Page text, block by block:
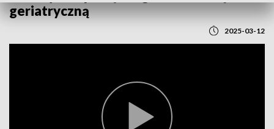
geriatryczną
2025-03-12